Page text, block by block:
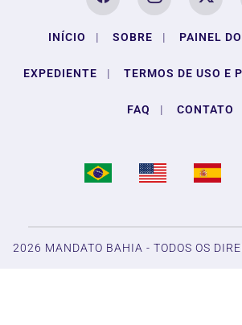
INÍCIO | SOBRE | PAINEL
EXPEDIENTE | TERMOS DE USO E
FAQ | CONTATO
2026 MANDATO BAHIA - TODOS OS
Termos de Uso e Privacidade
Privacidade.